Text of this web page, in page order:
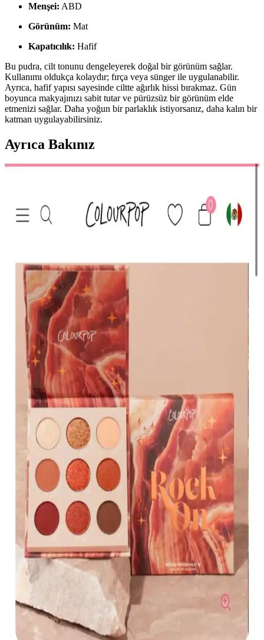
Menşei: ABD
Görünüm: Mat
Kapatıcılık: Hafif
Bu pudra, cilt tonunu dengeleyerek doğal bir görünüm sağlar.
Kullanımı oldukça kolaydır; fırça veya sünger ile uygulanabilir.
Ayrıca, hafif yapısı sayesinde ciltte ağırlık hissi bırakmaz. Gün
boyunca makyajınızı sabit tutar ve pürüzsüz bir görünüm elde
etmenizi sağlar. Daha yoğun bir parlaklık istiyorsanız, daha kalın bir
katman uygulayabilirsiniz.
Ayrıca Bakınız
HBTasarim Fix 13’lü Kahverengi Fırça Seti, çeşitli makyaj
tekniklerine uygun, doğal kıllı ve kullanışlı fırçalar içerir, cilt dostu
The Glitter Lab Jel Formlu Parlak Glitter Paradise
Renkli Çok Yönlü Kullanım İçin
The Glitter Lab'in jel formüllü parlak glitteri, kolay uygulama, su
bazlı formülü ve doğal ışıltısıyla makyaj ve vücut süslemelerinde
tercih edilir.
KIKO Creamy Lipgloss 107 Magenta Dudak
Parlatıcısı: Canlı ve Uzun Süre Kalıcı Renkli
Makyaj
KIKO'nun 107 Magenta dudak parlatıcısı, yoğun renk ve parlaklık
sunar. Pratik uygulama ve uzun süre kalıcılığıyla günlük makyajda
tercih edilen, hafif ve nemlendirici formülüyle dikkat çeker.
Muğgan 3'lü Açılı Fırçalı Kaş Boyası Seti İncelemesi
ve Kullanıcı Yorumları
Muğgan 3'lü kaş boyası seti, suya ve tere dayanıklı formülüyle
pratik kullanım sağlar. Renk seçenekleri ve kullanıcı deneyimleri
hakkında detaylı bilgi içerir.
Koyu Göz Altı Morluklarını Kapatmada Renk
Düzelticiler ve Kapatıcıların Etkili Kullanımı
Koyu göz altı morlukları için şeftali ve turuncu renk düzelticiler ile
tam kapatıcılık sağlayan ürünlerin kullanımı, doğru uygulama
teknikleri ve önerilen markalar detaylı şekilde ele alınıyor.
Kapatıcı ve Fondöten Arasındaki Farklar ve
Başlangıç İçin Kapatıcının Avantajları
Kapatıcı ve fondöten arasındaki temel farklar, kullanım alanları ve